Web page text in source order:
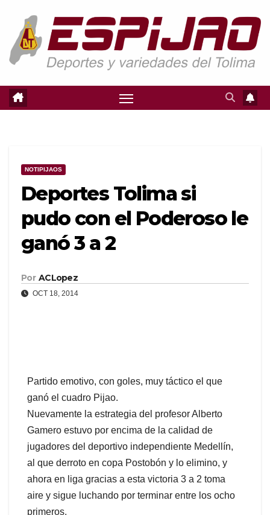
contenido
NOTIPIJAOS
Deportes Tolima si
pudo con el Poderoso le
ganó 3 a 2
Por ACLopez
OCT 18, 2014
Partido emotivo, con goles, muy táctico el que
ganó el cuadro Pijao.
Nuevamente la estrategia del profesor Alberto
Gamero estuvo por encima de la calidad de
jugadores del deportivo independiente Medellín,
al que derroto en copa Postobón y lo elimino, y
ahora en liga gracias a esta victoria 3 a 2 toma
aire y sigue luchando por terminar entre los ocho
primeros.